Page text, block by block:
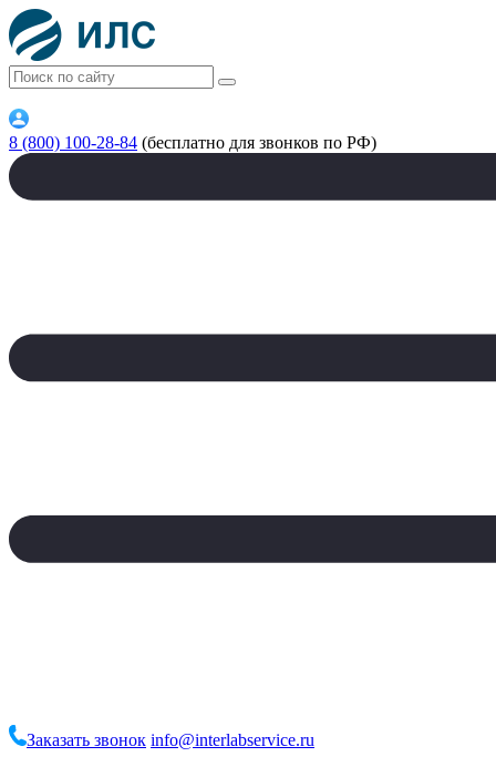
8 (800) 100-28-84 (бесплатно для звонков по РФ)
Заказать звонок info@interlabservice.ru